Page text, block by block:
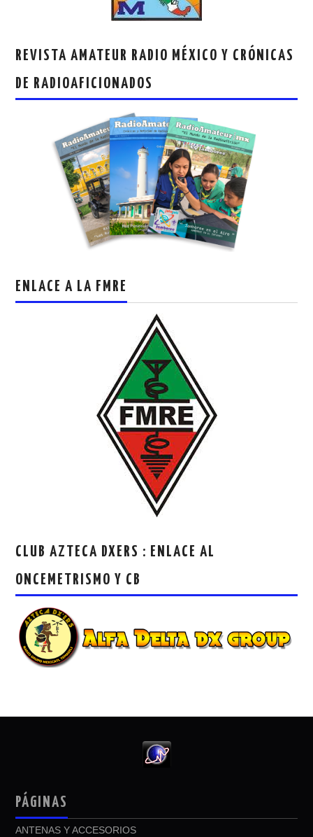
REVISTA AMATEUR RADIO MÉXICO Y CRÓNICAS
DE RADIOAFICIONADOS
ENLACE A LA FMRE
CLUB AZTECA DXERS : ENLACE AL
ONCEMETRISMO Y CB
PÁGINAS
ANTENAS Y ACCESORIOS